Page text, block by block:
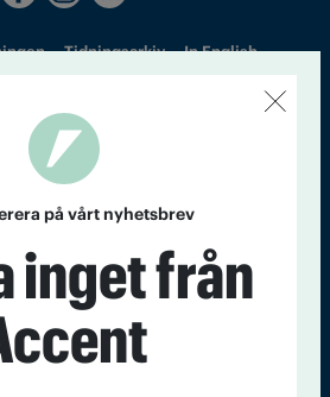
Tidningsarkiv In English
på vårt nyhetsbrev
inget från